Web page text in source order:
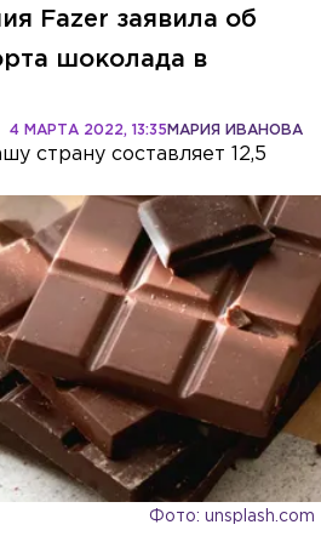
Fazer заявила об
шоколада в
МАРИЯ ИВАНОВА
4 МАРТА 2022, 13:35
страну составляет 12,5
Фото: unsplash.com